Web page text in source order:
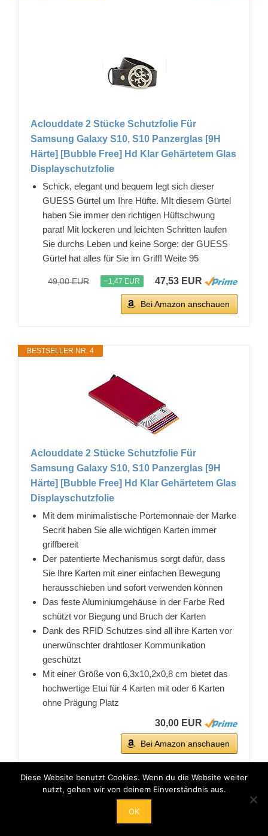
Aclouddate 2 Stücke Schutzfolie Für
Samsung Galaxy S10, S10 Panzerglas [9H
Härte] [Bubble Free] Hd Klar Gehärtetem Glas
Displayschutzfolie
Schick, elegant und bequem legt sich dieser
GUESS Gürtel um Ihre Hüfte. MIt diesem Gürtel
haben Sie immer den richtigen Hüftschwung
parat! Mit lockeren und leichten Schritten laufen
Sie durchs Leben und keine Sorge: der GUESS
Gürtel hat alles für Sie im Griff! Weite 95
49,00 EUR −1,47 EUR 47,53 EUR
Bei Amazon anschauen
BESTSELLER NR. 4
Aclouddate 2 Stücke Schutzfolie Für
Samsung Galaxy S10, S10 Panzerglas [9H
Härte] [Bubble Free] Hd Klar Gehärtetem Glas
Displayschutzfolie
Mit dem minimalistische Portemonnaie der Marke
Secrit haben Sie alle wichtigen Karten immer
griffbereit
Der patentierte Mechanismus sorgt dafür, dass
Sie Ihre Karten mit einer einfachen Bewegung
herausschieben und sofort verwenden können
Das feste Aluminiumgehäuse in der Farbe Red
schützt vor Biegung und Bruch der Karten
Dank des RFID Schutzes sind all ihre Karten vor
unerwünschter drahtloser Kommunikation
geschützt
Mit einer Größe von 6,3x10,2x0,8 cm bietet das
hochwertige Etui für 4 Karten mit oder 6 Karten
ohne Prägung Platz
30,00 EUR
Bei Amazon anschauen
ANGEBOT
BESTSELLER NR. 5
Diese Website benutzt Cookies. Wenn du die Website weiter
nutzt, gehen wir von deinem Einverständnis aus.
OK